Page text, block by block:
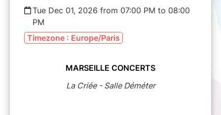
Tue Dec 01, 2026 from 07:00 PM to 08:00
PM
Timezone : Europe/Paris
MARSEILLE CONCERTS
La Criée - Salle Déméter